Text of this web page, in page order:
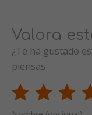
Valora
¿Te ha gustado
piensas